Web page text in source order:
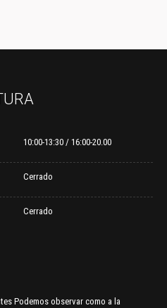
10:00-13:30 / 16:00-20.00
Cerrado
Cerrado
Podemos observar como a la